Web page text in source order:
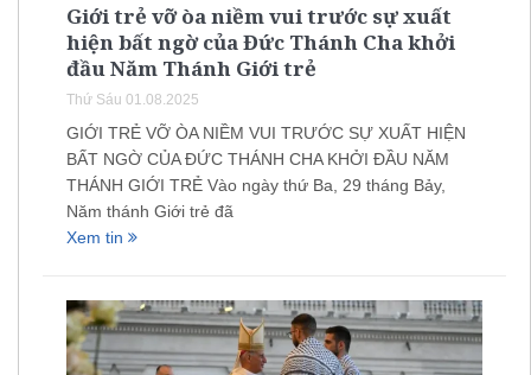
Giới trẻ vỡ òa niềm vui trước sự xuất
hiện bất ngờ của Đức Thánh Cha khởi
đầu Năm Thánh Giới trẻ
Thứ Sáu 01.08.2025
GIỚI TRẺ VỠ ÒA NIỀM VUI TRƯỚC SỰ XUẤT HIỆN
BẤT NGỜ CỦA ĐỨC THÁNH CHA KHỞI ĐẦU NĂM
THÁNH GIỚI TRẺ Vào ngày thứ Ba, 29 tháng Bảy,
Năm thánh Giới trẻ đã
Xem tin